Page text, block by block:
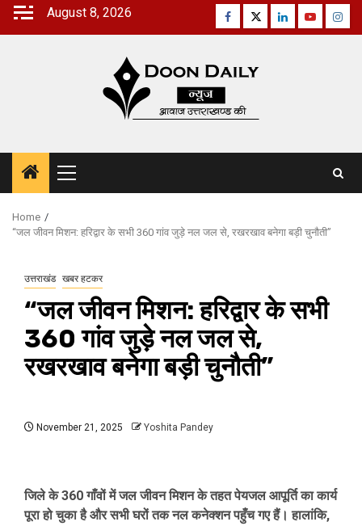
Skip
August 8, 2026 Facebook
TwitterLinkedinYoutube
Primary
Menu
Home
“जल जीवन मिशन: हरिद्वार के सभी 360 गांव जुड़े नल जल से, रखरखाव बनेगा बड़ी चुनौती”
उत्तराखंड खबर हटकर
“जल जीवन मिशन: हरिद्वार के सभी
360 गांव जुड़े नल जल से,
रखरखाव बनेगा बड़ी चुनौती”
November 21, 2025 Yoshita Pandey
जिले के 360 गाँवों में जल जीवन मिशन के तहत पेयजल आपूर्ति का कार्य
पूरा हो चुका है और सभी घरों तक नल कनेक्शन पहुँच गए हैं। हालांकि,